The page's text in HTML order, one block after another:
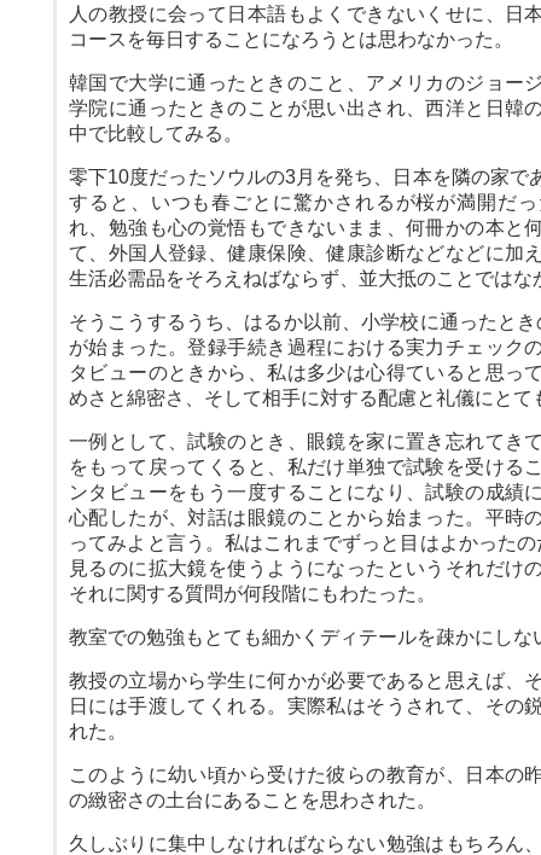
人の教授に会って日本語もよくできないくせに、日
コースを毎日することになろうとは思わなかった。
韓国で大学に通ったときのこと、アメリカのジョー
学院に通ったときのことが思い出され、西洋と日韓
中で比較してみる。
零下10度だったソウルの3月を発ち、日本を隣の家で
すると、いつも春ごとに驚かされるが桜が満開だ
れ、勉強も心の覚悟もできないまま、何冊かの本と
て、外国人登録、健康保険、健康診断などなどに加
生活必需品をそろえねばならず、並大抵のことではな
そうこうするうち、はるか以前、小学校に通ったと
が始まった。登録手続き過程における実力チェック
タビューのときから、私は多少は心得ていると思っ
めさと綿密さ、そして相手に対する配慮と礼儀にとて
一例として、試験のとき、眼鏡を家に置き忘れてき
をもって戻ってくると、私だけ単独で試験を受ける
ンタビューをもう一度することになり、試験の成績
心配したが、対話は眼鏡のことから始まった。平時
ってみよと言う。私はこれまでずっと目はよかった
見るのに拡大鏡を使うようになったというそれだけ
それに関する質問が何段階にもわたった。
教室での勉強もとても細かくディテールを疎かにしな
教授の立場から学生に何かが必要であると思えば、
日には手渡してくれる。実際私はそうされて、その
れた。
このように幼い頃から受けた彼らの教育が、日本の
の緻密さの土台にあることを思わされた。
久しぶりに集中しなければならない勉強はもちろん